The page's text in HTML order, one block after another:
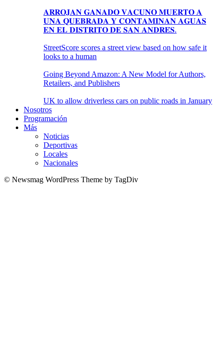
𝐀𝐑𝐑𝐎𝐉𝐀𝐍 𝐆𝐀𝐍𝐀𝐃𝐎 𝐕𝐀𝐂𝐔𝐍𝐎 𝐌𝐔𝐄𝐑𝐓𝐎 𝐀
𝐔𝐍𝐀 𝐐𝐔𝐄𝐁𝐑𝐀𝐃𝐀 𝐘 𝐂𝐎𝐍𝐓𝐀𝐌𝐈𝐍𝐀𝐍 𝐀𝐆𝐔𝐀𝐒
𝐄𝐍 𝐄𝐋 𝐃𝐈𝐒𝐓𝐑𝐈𝐓𝐎 𝐃𝐄 𝐒𝐀𝐍 𝐀𝐍𝐃𝐑𝐄́𝐒.
StreetScore scores a street view based on how safe it
looks to a human
Going Beyond Amazon: A New Model for Authors,
Retailers, and Publishers
UK to allow driverless cars on public roads in January
Nosotros
Programación
Más
Noticias
Deportivas
Locales
Nacionales
© Newsmag WordPress Theme by TagDiv